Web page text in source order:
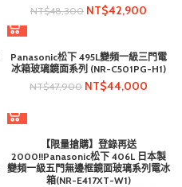
NT$48,300 NT$42,900
Panasonic松下 495L變頻一級三門電
冰箱玻璃鏡面系列 (NR-C501PG-H1)
NT$47,900 NT$44,000
【限量搶購】登錄再送
2000!!Panasonic松下 406L 日本製
變頻一級五門無邊框鏡面玻璃系列電冰
箱(NR-E417XT-W1)